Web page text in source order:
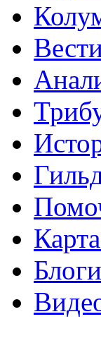
Блоги